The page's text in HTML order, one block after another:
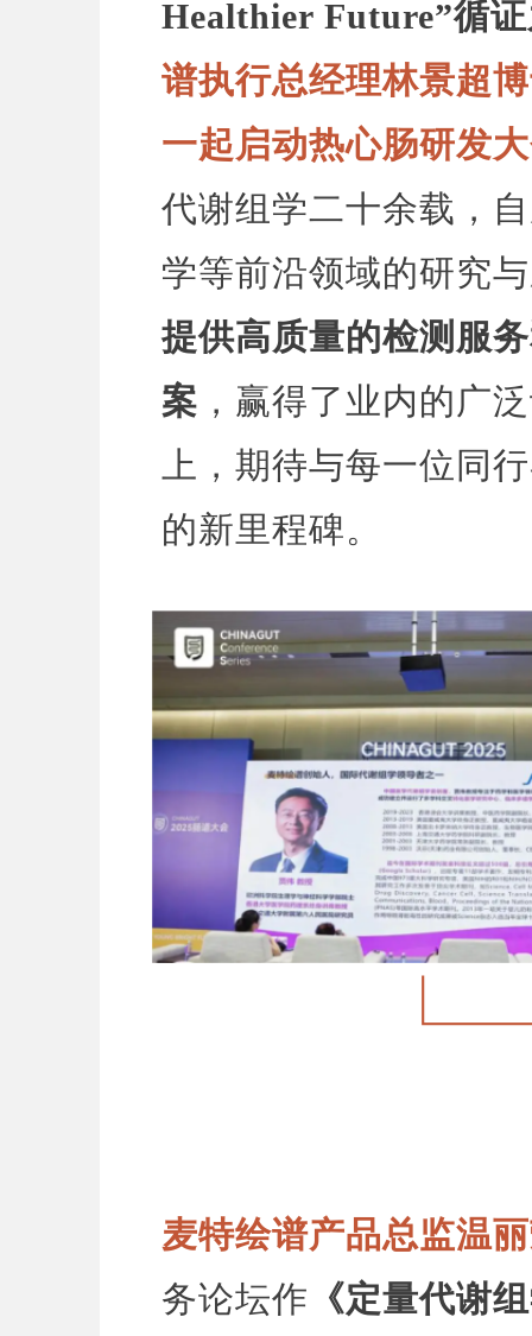
Healthier Future”循
谱执行总经理林景超
一起启动热心肠研发
代谢组学二十余载，
学等前沿领域的研究
提供高质量的检测服
案 ，赢得了业内的广
上，期待与每一位同
的新里程碑。
麦特绘谱产品总监温
务论坛作 《定量代谢